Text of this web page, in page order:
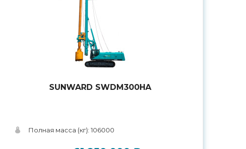
SUNWARD SWDM300HA
Полная масса (кг): 106000